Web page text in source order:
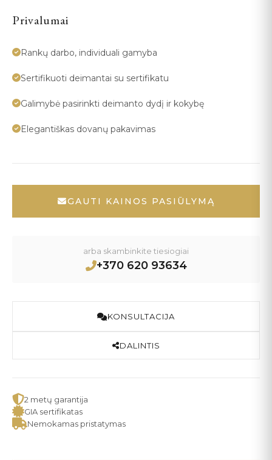
Privalumai
Rankų darbo, individuali gamyba
Sertifikuoti deimantai su sertifikatu
Galimybė pasirinkti deimanto dydį ir kokybę
Elegantiškas dovanų pakavimas
GAUTI KAINOS PASIŪLYMĄ
arba skambinkite tiesiogiai
+370 620 93634
KONSULTACIJA
DALINTIS
2 metų garantija
GIA sertifikatas
Nemokamas pristatymas